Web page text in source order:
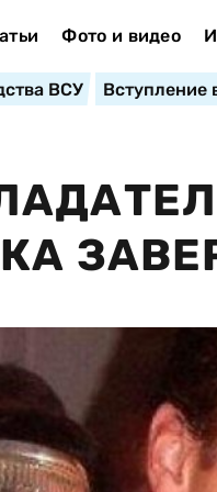
Фото и видео
ВСУ Вступление